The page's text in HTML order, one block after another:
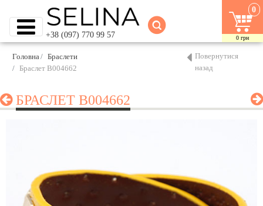
+38 (097) 770 99 57
0
0 грн
Головна
Браслети
Браслет B004662
Повернутися
назад
БРАСЛЕТ B004662